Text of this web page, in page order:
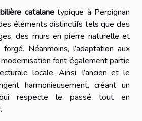
catalanetypique à Perpignan
éléments distinctifs tels que des
des murs en pierre naturelle et
Néanmoins, l’adaptation aux
font également partie
locale. Ainsi, l’ancien et le
harmonieusement, créant un
respecte le passé tout en